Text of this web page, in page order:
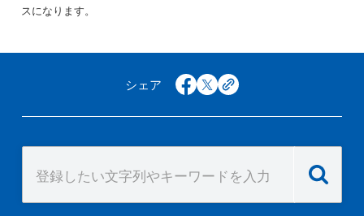
スになります。
シェア facebook
x copy